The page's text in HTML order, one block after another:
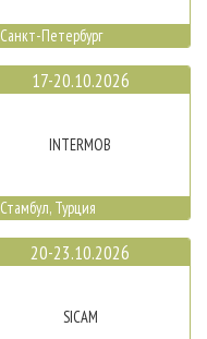
Санкт-Петербург
17-20.10.2026
INTERMOB
Стамбул, Турция
20-23.10.2026
SICAM